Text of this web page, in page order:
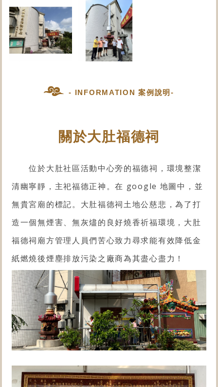
- INFORMATION 案例說明-
關於大肚福德祠
位於大肚社區活動中心旁的福德祠，環境整潔
清幽寧靜，主祀福德正神。在 google 地圖中，並
無貴宮廟的標記。大肚福德祠土地公慈悲，為了打
造一個無煙害、無灰燼的良好燒香祈福環境，大肚
福德祠廟方管理人員們苦心致力尋求能有效降低金
紙燃燒後煙塵排放污染之廠商為其盡心盡力！